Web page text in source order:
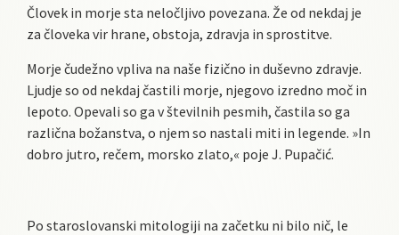
Človek in morje sta neločljivo povezana. Že od nekdaj je
za človeka vir hrane, obstoja, zdravja in sprostitve.
Morje čudežno vpliva na naše fizično in duševno zdravje.
Ljudje so od nekdaj častili morje, njegovo izredno moč in
lepoto. Opevali so ga v številnih pesmih, častila so ga
različna božanstva, o njem so nastali miti in legende. »In
dobro jutro, rečem, morsko zlato,« poje J. Pupačić.
Po staroslovanski mitologiji na začetku ni bilo nič, le